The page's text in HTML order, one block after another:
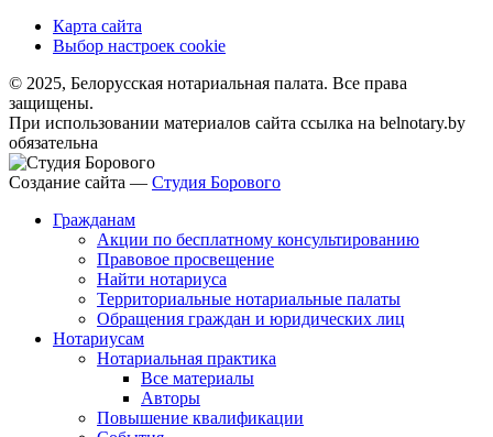
Карта сайта
Выбор настроек cookie
© 2025, Белорусская нотариальная палата. Все права
защищены.
При использовании материалов сайта ссылка на belnotary.by
обязательна
Создание сайта — Студия Борового
Гражданам
Акции по бесплатному консультированию
Правовое просвещение
Найти нотариуса
Территориальные нотариальные палаты
Обращения граждан и юридических лиц
Нотариусам
Нотариальная практика
Все материалы
Авторы
Повышение квалификации